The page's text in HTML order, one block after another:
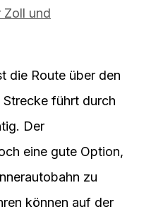
Zoll und
die Route über den
Strecke führt durch
Der
eine gute Option,
zu
können auf der